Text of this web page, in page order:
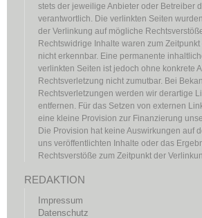
stets der jeweilige Anbieter oder Betreiber
verantwortlich. Die verlinkten Seiten
der Verlinkung auf mögliche
Rechtswidrige Inhalte waren zum Zeitpunkt
nicht erkennbar. Eine permanente
verlinkten Seiten ist jedoch ohne konkrete
Rechtsverletzung nicht zumutbar. Bei
Rechtsverletzungen werden wir derartige
entfernen. Für das Setzen von externen
eine kleine Provision zur Finanzierung
Die Provision hat keine Auswirkungen auf
uns veröffentlichten Inhalte oder das
Rechtsverstöße zum Zeitpunkt der
REDAKTION
Impressum
Datenschutz